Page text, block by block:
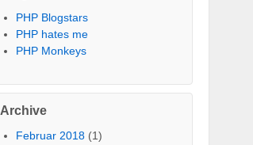
PHP Blogstars
PHP hates me
PHP Monkeys
Archive
Februar 2018 (1)